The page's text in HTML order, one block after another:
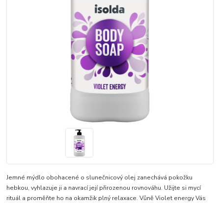
​Jemné mýdlo obohacené o slunečnicový olej zanechává pokožku
hebkou, vyhlazuje ji a navrací její přirozenou rovnováhu. Užijte si mycí
rituál a proměňte ho na okamžik plný relaxace. Vůně Violet energy Vás